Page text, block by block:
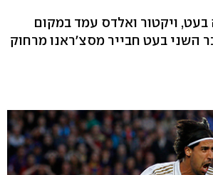
בעט, ויקטור ואלדס עמד במקום
השני בעט חבייר מסצ'ראנו מרחוק